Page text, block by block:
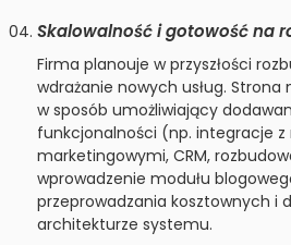
Skalowalność i gotowość na
Firma planouje w przyszłości
wdrażanie nowych usług. Strona
w sposób umożliwiający
funkcjonalności (np. integracje z
marketingowymi, CRM,
wprowadzenie modułu
przeprowadzania kosztownych i
architekturze systemu.